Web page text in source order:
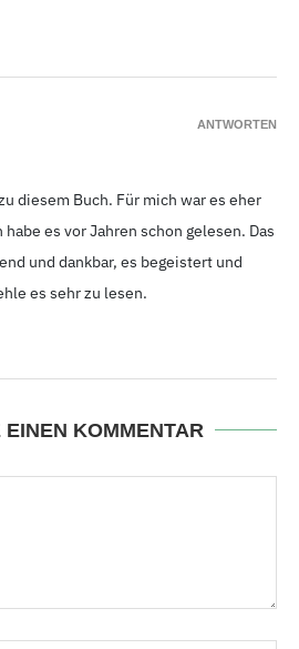
diesem Buch. Für mich war es eher
es vor Jahren schon gelesen. Das
und dankbar, es begeistert und
es sehr zu lesen.
ANTWORTEN
KOMMENTAR